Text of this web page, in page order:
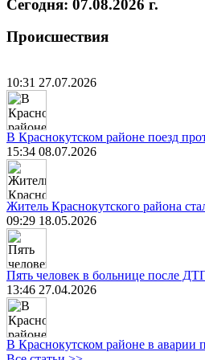
Сегодня: 07.08.2026 г.
Происшествия
10:31 27.07.2026
В Краснокутском районе поезд
15:34 08.07.2026
Житель Краснокутского района
09:29 18.05.2026
Пять человек в больнице после
13:46 27.04.2026
В Краснокутском районе в аварии